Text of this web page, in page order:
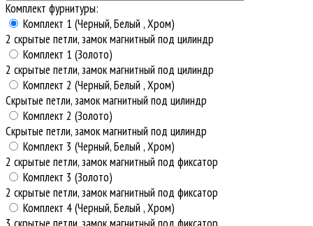
Комплект фурнитуры:
Комплект 1 (Черный, Белый , Хром)
2 скрытые петли, замок магнитный под цилиндр
Комплект 1 (Золото)
2 скрытые петли, замок магнитный под цилиндр
Комплект 2 (Черный, Белый , Хром)
Скрытые петли, замок магнитный под цилиндр
Комплект 2 (Золото)
Скрытые петли, замок магнитный под цилиндр
Комплект 3 (Черный, Белый , Хром)
2 скрытые петли, замок магнитный под фиксатор
Комплект 3 (Золото)
2 скрытые петли, замок магнитный под фиксатор
Комплект 4 (Черный, Белый , Хром)